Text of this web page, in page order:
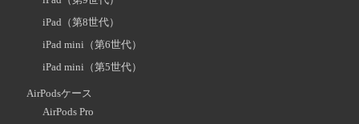
iPad（第8世代）
iPad mini（第6世代）
iPad mini（第5世代）
AirPodsケース
AirPods Pro